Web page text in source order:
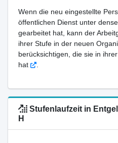
Wenn die neu eingestellte
öffentlichen Dienst unter
gearbeitet hat, kann der
ihrer Stufe in der neuen
berücksichtigen, die sie in
hat
.
Stufenlaufzeit in
H